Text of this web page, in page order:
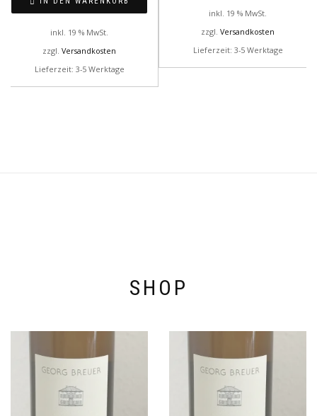
inkl. 19 % MwSt.
zzgl. Versandkosten
Lieferzeit: 3-5 Werktage
inkl. 19 % MwSt.
zzgl. Versandkosten
Lieferzeit: 3-5 Werktage
SHOP